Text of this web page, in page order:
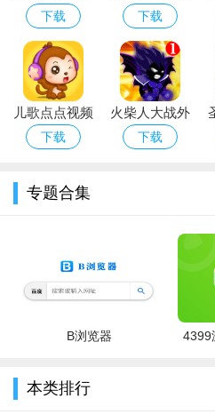
职业介绍：
骑士：高防御、高格挡，擅长
位。
法师：远程群伤、控制能力强
贤者(治疗召唤) 喜欢远程输出、辅
发)、骑士(护盾格挡) 追求近战爽
术士：大范围群伤，破坏力顶
贤者：全能辅助，可召唤、治
官网下载安装
最新版本
下载
官方正版下载
下载
儿歌点点视频
大全免费安装
下载
火柴人大战外
星人
下载
专题合集
B浏览器
4399
本类排行